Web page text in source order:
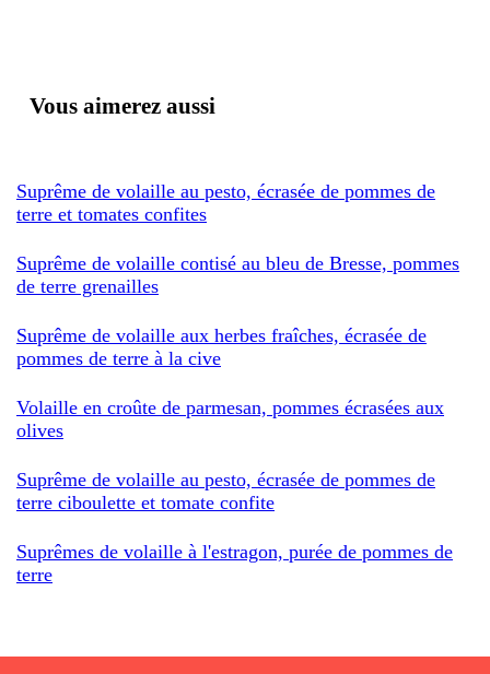
Vous aimerez aussi
Suprême de volaille au pesto, écrasée de pommes de
terre et tomates confites
Suprême de volaille contisé au bleu de Bresse, pommes
de terre grenailles
Suprême de volaille aux herbes fraîches, écrasée de
pommes de terre à la cive
Volaille en croûte de parmesan, pommes écrasées aux
olives
Suprême de volaille au pesto, écrasée de pommes de
terre ciboulette et tomate confite
Suprêmes de volaille à l'estragon, purée de pommes de
terre